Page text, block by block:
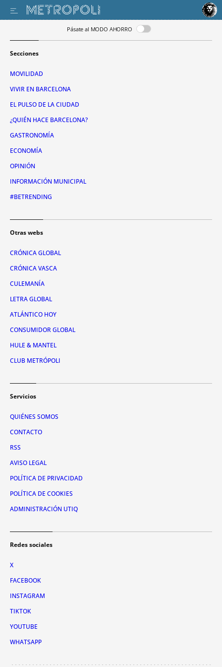
Pásate al MODO AHORRO
Secciones
MOVILIDAD
VIVIR EN BARCELONA
EL PULSO DE LA CIUDAD
¿QUIÉN HACE BARCELONA?
GASTRONOMÍA
ECONOMÍA
OPINIÓN
INFORMACIÓN MUNICIPAL
#BETRENDING
Otras webs
CRÓNICA GLOBAL
CRÓNICA VASCA
CULEMANÍA
LETRA GLOBAL
ATLÁNTICO HOY
CONSUMIDOR GLOBAL
HULE & MANTEL
CLUB METRÓPOLI
Servicios
QUIÉNES SOMOS
CONTACTO
RSS
AVISO LEGAL
POLÍTICA DE PRIVACIDAD
POLÍTICA DE COOKIES
ADMINISTRACIÓN UTIQ
Redes sociales
X
FACEBOOK
INSTAGRAM
TIKTOK
YOUTUBE
WHATSAPP